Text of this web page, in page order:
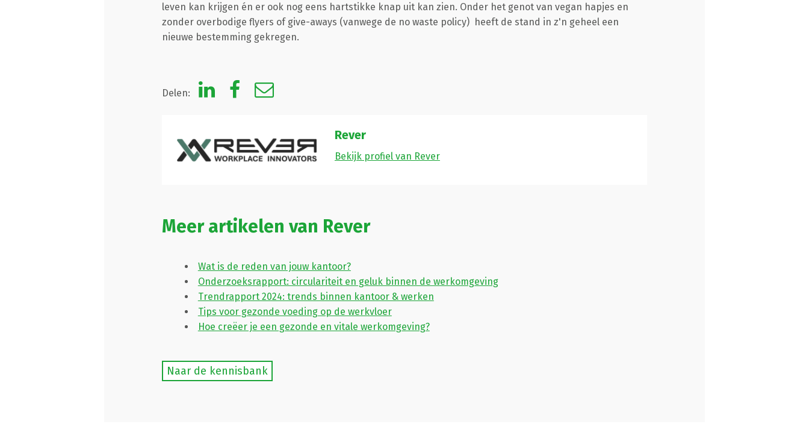
leven kan krijgen én er ook nog eens hartstikke knap uit kan zien. Onder het genot van vegan hapjes en
zonder overbodige flyers of give-aways (vanwege de no waste policy) heeft de stand in z'n geheel een
nieuwe bestemming gekregen.
Delen:
Rever
Bekijk profiel van Rever
Meer artikelen van Rever
Wat is de reden van jouw kantoor?
Onderzoeksrapport: circulariteit en geluk binnen de werkomgeving
Trendrapport 2024: trends binnen kantoor & werken
Tips voor gezonde voeding op de werkvloer
Hoe creëer je een gezonde en vitale werkomgeving?
Naar de kennisbank